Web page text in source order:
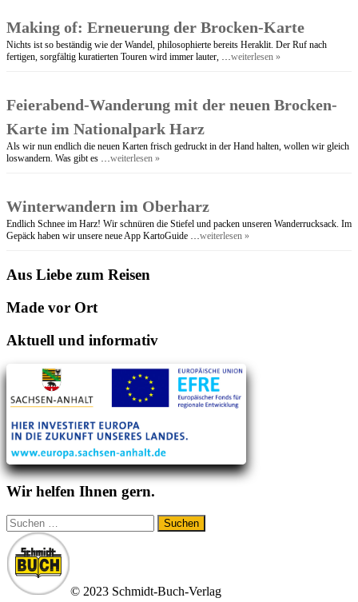
Making of: Erneuerung der Brocken-Karte
Nichts ist so beständig wie der Wandel, philosophierte bereits Heraklit. Der Ruf nach
fertigen, sorgfältig kuratierten Touren wird immer lauter, …weiterlesen »
Feierabend-Wanderung mit der neuen Brocken-
Karte im Nationalpark Harz
Als wir nun endlich die neuen Karten frisch gedruckt in der Hand halten, wollen wir gleich
loswandern. Was gibt es …weiterlesen »
Winterwandern im Oberharz
Endlich Schnee im Harz! Wir schnüren die Stiefel und packen unseren Wanderrucksack. Im
Gepäck haben wir unsere neue App KartoGuide …weiterlesen »
Aus Liebe zum Reisen
Made vor Ort
Aktuell und informativ
Wir helfen Ihnen gern.
Suchen
nach:
© 2023 Schmidt-Buch-Verlag